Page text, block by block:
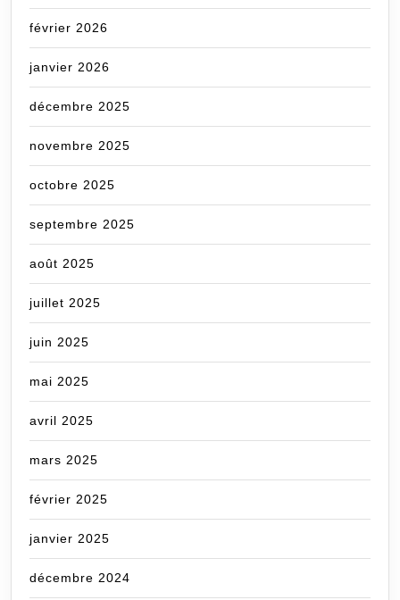
février 2026
janvier 2026
décembre 2025
novembre 2025
octobre 2025
septembre 2025
août 2025
juillet 2025
juin 2025
mai 2025
avril 2025
mars 2025
février 2025
janvier 2025
décembre 2024